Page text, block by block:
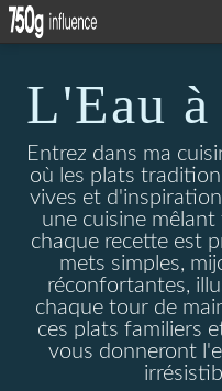
L'Eau
Entrez dans ma
où les plats
vives et
une cuisine
chaque recette est
mets simples,
réconfortantes,
chaque tour de
ces plats familiers
vous donneront